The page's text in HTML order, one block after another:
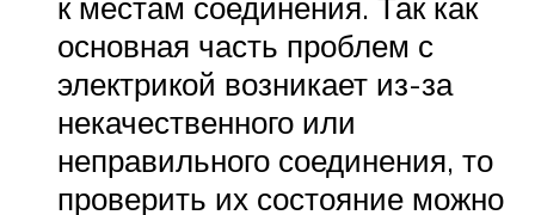
к местам соединения. Так как
основная часть проблем с
электрикой возникает из-за
некачественного или
неправильного соединения, то
проверить их состояние можно